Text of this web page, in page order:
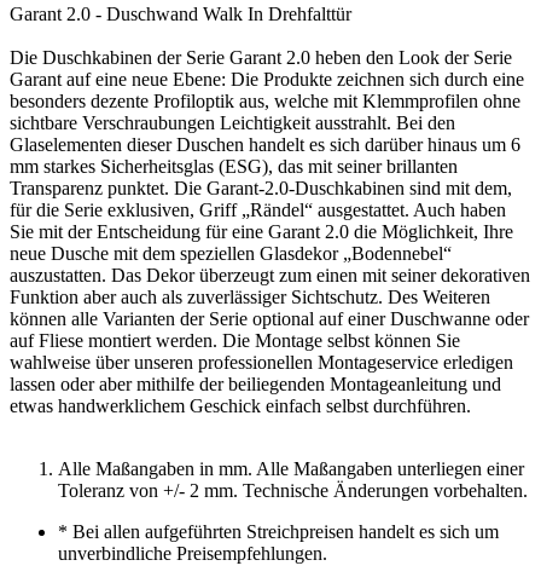
Garant 2.0 - Duschwand Walk In Drehfalttür
Die Duschkabinen der Serie Garant 2.0 heben den Look der Serie
Garant auf eine neue Ebene: Die Produkte zeichnen sich durch eine
besonders dezente Profiloptik aus, welche mit Klemmprofilen ohne
sichtbare Verschraubungen Leichtigkeit ausstrahlt. Bei den
Glaselementen dieser Duschen handelt es sich darüber hinaus um 6
mm starkes Sicherheitsglas (ESG), das mit seiner brillanten
Transparenz punktet. Die Garant-2.0-Duschkabinen sind mit dem,
für die Serie exklusiven, Griff „Rändel“ ausgestattet. Auch haben
Sie mit der Entscheidung für eine Garant 2.0 die Möglichkeit, Ihre
neue Dusche mit dem speziellen Glasdekor „Bodennebel“
auszustatten. Das Dekor überzeugt zum einen mit seiner dekorativen
Funktion aber auch als zuverlässiger Sichtschutz. Des Weiteren
können alle Varianten der Serie optional auf einer Duschwanne oder
auf Fliese montiert werden. Die Montage selbst können Sie
wahlweise über unseren professionellen Montageservice erledigen
lassen oder aber mithilfe der beiliegenden Montageanleitung und
etwas handwerklichem Geschick einfach selbst durchführen.
Alle Maßangaben in mm. Alle Maßangaben unterliegen einer
Toleranz von +/- 2 mm. Technische Änderungen vorbehalten.
* Bei allen aufgeführten Streichpreisen handelt es sich um
unverbindliche Preisempfehlungen.